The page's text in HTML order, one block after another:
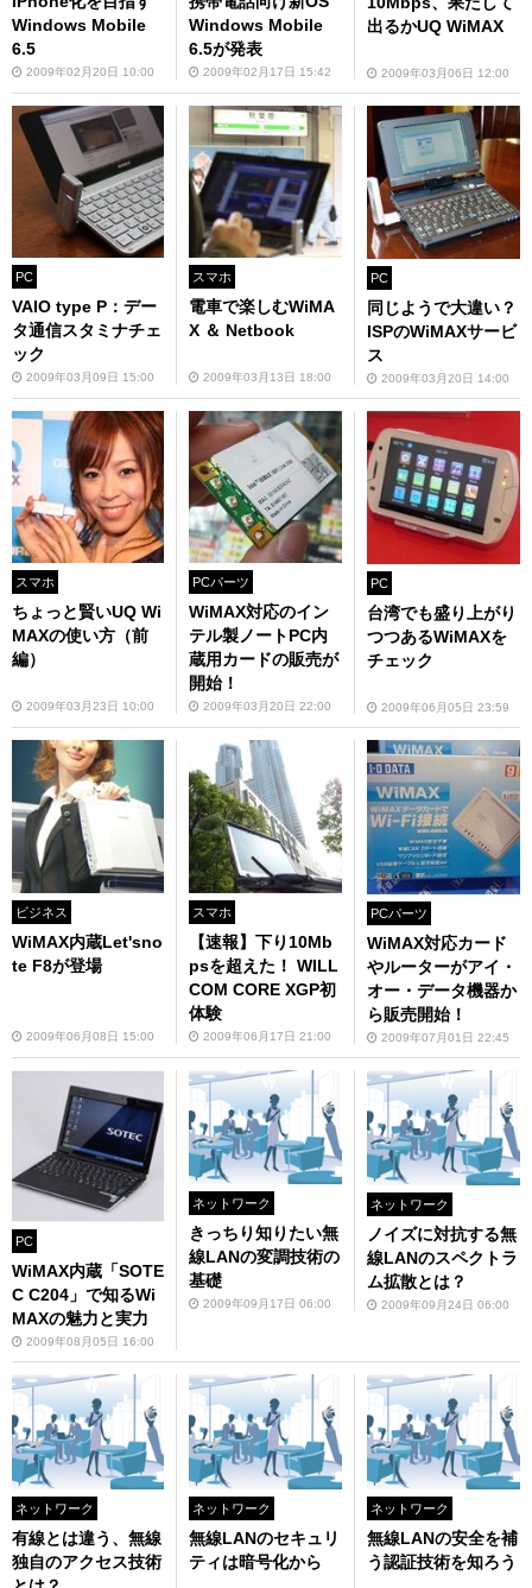
Windows Mobile
6.5
2009年02月20日 10:00
Windows Mobile
6.5が発表
2009年02月17日 15:42
出るかUQ WiMAX
2009年03月06日 12:00
PC
VAIO type P：デー
タ通信スタミナチェ
ック
2009年03月09日 15:00
スマホ
電車で楽しむWiMA
X ＆ Netbook
2009年03月13日 18:00
PC
同じようで大違い？
ISPのWiMAXサービ
ス
2009年03月20日 14:00
スマホ
ちょっと賢いUQ Wi
MAXの使い方（前
編）
2009年03月23日 10:00
PCパーツ
WiMAX対応のイン
テル製ノートPC内
蔵用カードの販売が
開始！
2009年03月20日 22:00
PC
台湾でも盛り上がり
つつあるWiMAXを
チェック
2009年06月05日 23:59
ビジネス
WiMAX内蔵Let'sno
te F8が登場
2009年06月08日 15:00
スマホ
【速報】下り10Mb
psを超えた！ WILL
COM CORE XGP初
体験
2009年06月17日 21:00
PCパーツ
WiMAX対応カード
やルーターがアイ・
オー・データ機器か
ら販売開始！
2009年07月01日 22:45
PC
WiMAX内蔵「SOTE
C C204」で知るWi
MAXの魅力と実力
2009年08月05日 16:00
ネットワーク
きっちり知りたい無
線LANの変調技術の
基礎
2009年09月17日 06:00
ネットワーク
ノイズに対抗する無
線LANのスペクトラ
ム拡散とは？
2009年09月24日 06:00
ネットワーク
有線とは違う、無線
独自のアクセス技術
ネットワーク
無線LANのセキュリ
ティは暗号化から
ネットワーク
無線LANの安全を補
う認証技術を知ろう